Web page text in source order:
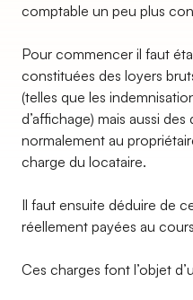
comptable un peu plus
Pour commencer il faut
constituées des loyers
(telles que les
d’affichage) mais aussi
normalement au
charge du locataire.
Il faut ensuite déduire de
réellement payées au
Ces charges font l’objet